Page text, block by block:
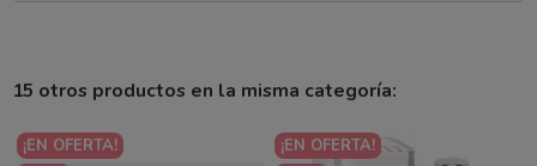
15 otros productos en la misma categoría:
¡EN OFERTA!
¡EN OFERTA!